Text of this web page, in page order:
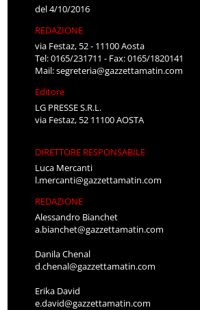
del 4/10/2016
REDAZIONE
via Festaz, 52 - 11100 Aosta
Tel: 0165/231711 - Fax: 0165/1820141
Mail:segreteria@gazzettamatin.com
Editore
LG PRESSE S.R.L.
via Festaz, 52 11100 AOSTA
DIRETTORE RESPONSABILE
Luca Mercanti
l.mercanti@gazzettamatin.com
REDAZIONE
Alessandro Bianchet
a.bianchet@gazzettamatin.com
Danila Chenal
d.chenal@gazzettamatin.com
Erika David
e.david@gazzettamatin.com